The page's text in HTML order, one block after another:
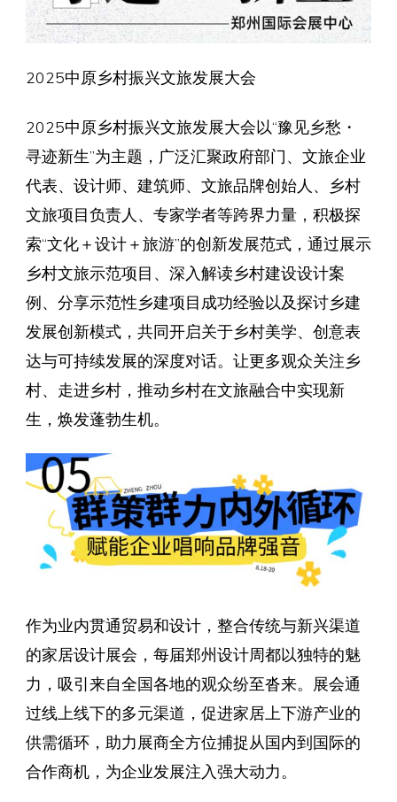
2025中原乡村振兴文旅发展大会
2025中原乡村振兴文旅发展大会以“豫见乡愁・
寻迹新生”为主题，广泛汇聚政府部门、文旅企业
代表、设计师、建筑师、文旅品牌创始人、乡村
文旅项目负责人、专家学者等跨界力量，积极探
索“文化＋设计＋旅游”的创新发展范式，通过展示
乡村文旅示范项目、深入解读乡村建设设计案
例、分享示范性乡建项目成功经验以及探讨乡建
发展创新模式，共同开启关于乡村美学、创意表
达与可持续发展的深度对话。让更多观众关注乡
村、走进乡村，推动乡村在文旅融合中实现新
生，焕发蓬勃生机。
作为业内贯通贸易和设计，整合传统与新兴渠道
的家居设计展会，每届郑州设计周都以独特的魅
力，吸引来自全国各地的观众纷至沓来。展会通
过线上线下的多元渠道，促进家居上下游产业的
供需循环，助力展商全方位捕捉从国内到国际的
合作商机，为企业发展注入强大动力。